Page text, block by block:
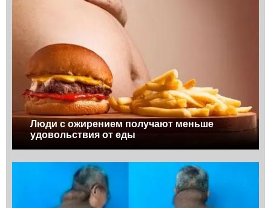
Люди с ожирением получают меньше
удовольствия от еды